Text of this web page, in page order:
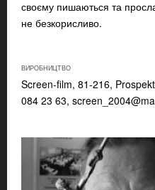
своєму пишаються та
не безкорисливо.
ВИРОБНИЦТВО
Screen-film, 81-216,
084 23 63,